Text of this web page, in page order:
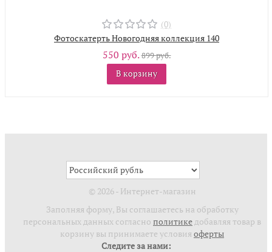
(0)
Фотоскатерть Новогодняя коллекция 140
550 руб.899 руб.
В корзину
© 2026 - Интернет-магазин
Заполняя форму, Вы соглашаетесь на обработку
персональных данных согласно политике добавляя товар в
корзину вы принимаете условия оферты
Следите за нами: